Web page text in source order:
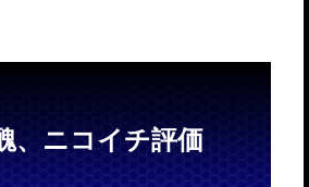
、ニコイチ評価